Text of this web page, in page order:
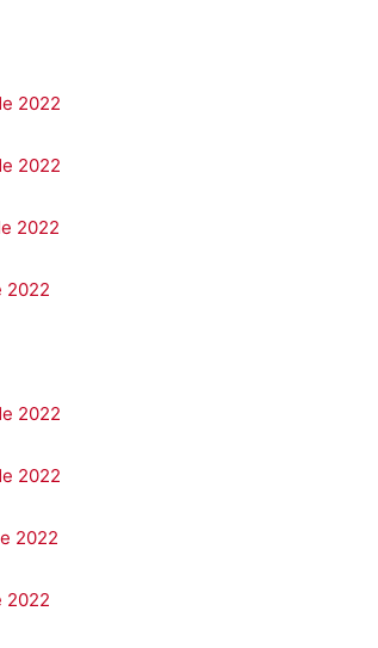
2022
2022
2022
2022
2022
2022
2022
2022